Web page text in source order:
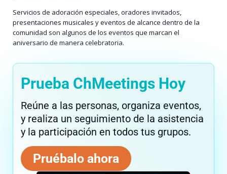
Servicios de adoración especiales, oradores invitados,
presentaciones musicales y eventos de alcance dentro de la
comunidad son algunos de los eventos que marcan el
aniversario de manera celebratoria.
Prueba ChMeetings Hoy
Reúne a las personas, organiza eventos,
y realiza un seguimiento de la asistencia
y la participación en todos tus grupos.
Pruébalo ahora